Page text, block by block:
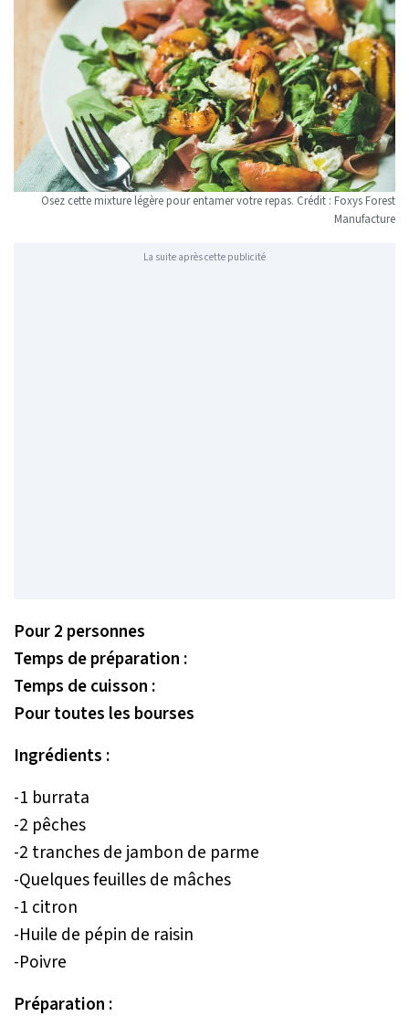
Osez cette mixture légère pour entamer votre repas. Crédit : Foxys Forest
Manufacture
La suite après cette publicité
Pour 2 personnes
Temps de préparation :
Temps de cuisson :
Pour toutes les bourses
Ingrédients :
-1 burrata
-2 pêches
-2 tranches de jambon de parme
-Quelques feuilles de mâches
-1 citron
-Huile de pépin de raisin
-Poivre
Préparation :